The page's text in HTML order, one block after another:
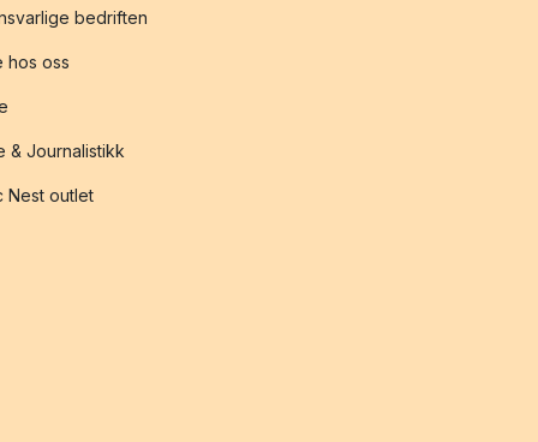
bedriften
hos oss
& Journalistikk
Nest outlet